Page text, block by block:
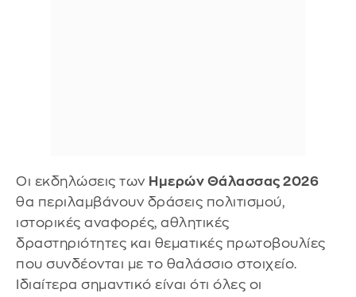
Οι εκδηλώσεις των Ημερών Θάλασσας 2026
θα περιλαμβάνουν δράσεις πολιτισμού,
ιστορικές αναφορές, αθλητικές
δραστηριότητες και θεματικές πρωτοβουλίες
που συνδέονται με το θαλάσσιο στοιχείο.
Ιδιαίτερα σημαντικό είναι ότι όλες οι